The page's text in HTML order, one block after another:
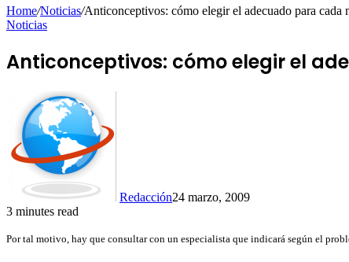
Home/Noticias/Anticonceptivos: cómo elegir el adecuado para cada
Noticias
Anticonceptivos: cómo elegir el
Redacción24 marzo, 2009
3 minutes read
Por tal motivo, hay que consultar con un especialista que indicará según el